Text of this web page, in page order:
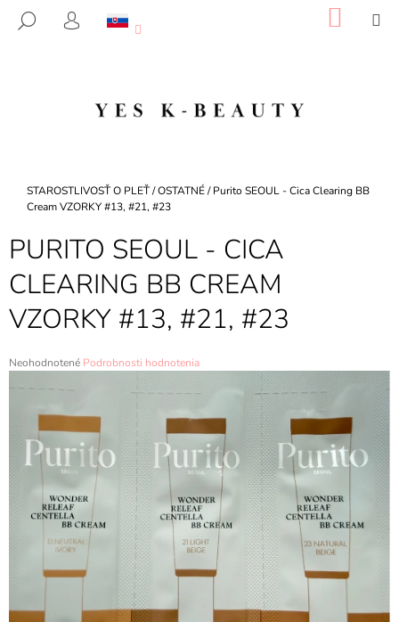
HĽADAŤ
PRIHLÁSENIE KOŠÍK
Domov
STAROSTLIVOSŤ O PLEŤ/OSTATNÉ/ Purito SEOUL - Cica Clearing BB
Cream VZORKY #13, #21, #23
PURITO SEOUL - CICA
CLEARING BB CREAM
VZORKY #13, #21, #23
Priemerné
produktu
hviezdičiek.
Neohodnotené Podrobnosti hodnotenia
T
R
E
B
U
J
E
T
E
J
S
HĽADAŤ